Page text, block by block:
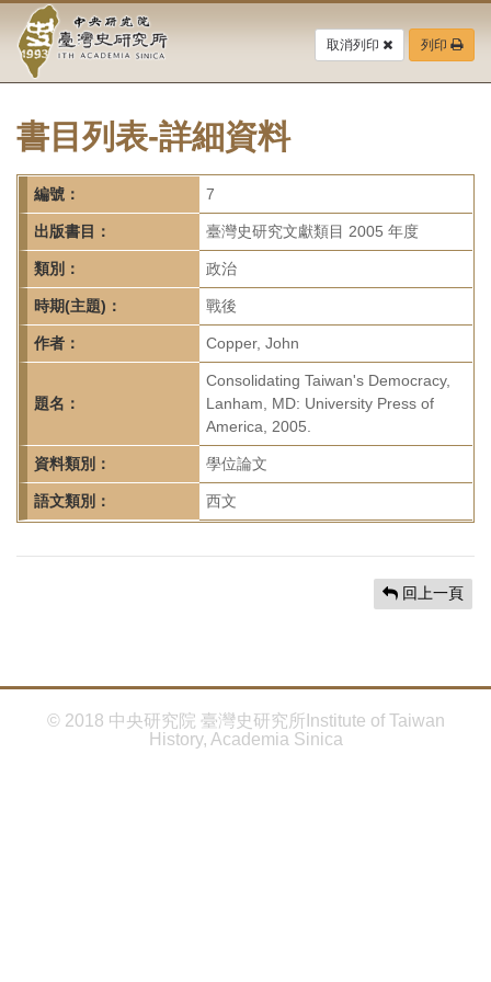
要
中
央
研
究
院-
臺
灣
史
研
究
所-
首
頁
取消列印 列印
書目列表-詳細資料
編號： 7
出版書目： 臺灣史研究文獻類目 2005 年度
類別： 政治
時期(主題)： 戰後
作者： Copper, John
題名：
Consolidating Taiwan's Democracy,
Lanham, MD: University Press of
America, 2005.
資料類別： 學位論文
語文類別： 西文
回上一頁
© 2018 中央研究院 臺灣史研究所Institute of Taiwan
History, Academia Sinica